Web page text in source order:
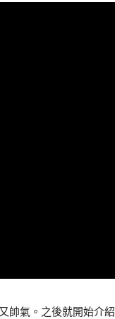
帥氣。之後就開始介紹